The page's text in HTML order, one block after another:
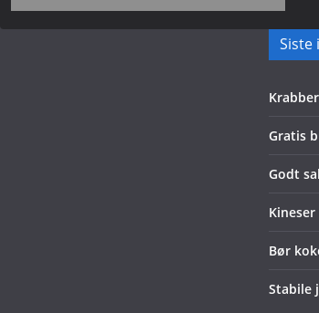
Siste
Gratis
Godt
Bør
Stabile